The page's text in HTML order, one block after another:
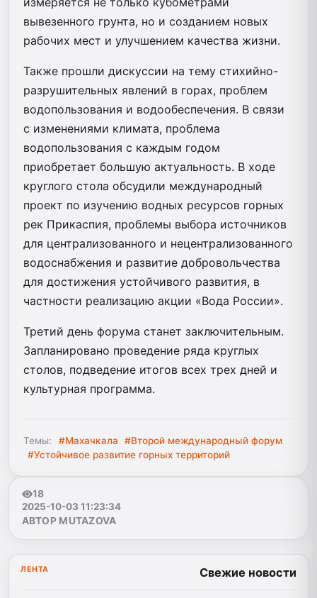
вывезенного грунта, но и созданием новых
рабочих мест и улучшением качества жизни.
Также прошли дискуссии на тему стихийно-
разрушительных явлений в горах, проблем
водопользования и водообеспечения. В связи
с изменениями климата, проблема
водопользования с каждым годом
приобретает большую актуальность. В ходе
круглого стола обсудили международный
проект по изучению водных ресурсов горных
рек Прикаспия, проблемы выбора источников
для централизованного и нецентрализованного
водоснабжения и развитие добровольчества
для достижения устойчивого развития, в
частности реализацию акции «Вода России».
Третий день форума станет заключительным.
Запланировано проведение ряда круглых
столов, подведение итогов всех трех дней и
культурная программа.
Темы: #Махачкала
#Второй международный форум
#Устойчивое развитие горных территорий
18
2025-10-03 11:23:34
АВТОР MUTAZOVA
ЛЕНТА Свежие новости